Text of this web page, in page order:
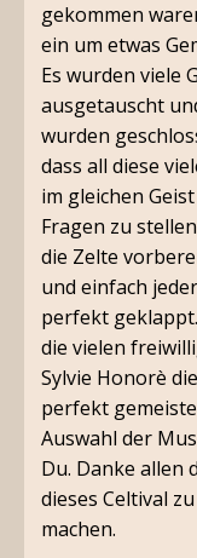
gekommen
ein um etwas
Es wurden viele
ausgetauscht
wurden
dass all diese
im gleichen
Fragen zu
die Zelte
und einfach
perfekt
die vielen
Sylvie Honorè
perfekt
Auswahl der
Du. Danke allen
dieses Celtival
machen.